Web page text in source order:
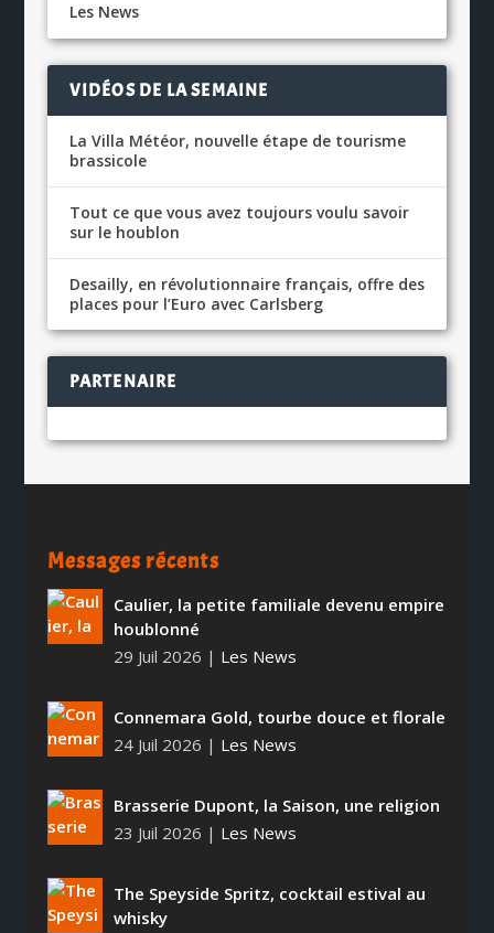
Les News
VIDÉOS DE LA SEMAINE
La Villa Météor, nouvelle étape de tourisme
brassicole
Tout ce que vous avez toujours voulu savoir
sur le houblon
Desailly, en révolutionnaire français, offre des
places pour l’Euro avec Carlsberg
PARTENAIRE
Messages récents
Caulier, la petite familiale devenu empire
houblonné
29 Juil 2026 | Les News
Connemara Gold, tourbe douce et florale
24 Juil 2026 | Les News
Brasserie Dupont, la Saison, une religion
23 Juil 2026 | Les News
The Speyside Spritz, cocktail estival au
whisky